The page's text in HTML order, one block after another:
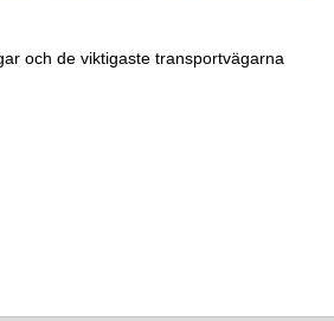
och de viktigaste transportvägarna